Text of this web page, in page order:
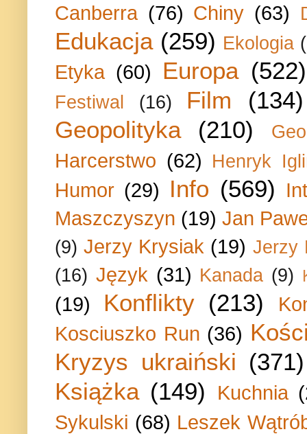
Canberra (76) Chiny (63)
Edukacja (259) Ekologia
Etyka (60) Europa (522)
Festiwal (16) Film
(134)
Geopolityka
(210)
Harcerstwo (62) Henryk
Humor (29) Info (569)
Maszczyszyn (19) Jan
(9) Jerzy Krysiak (19) Jerzy
(16) Język (31) Kanada (9)
(19) Konflikty (213)
Kosciuszko Run (36)
Kryzys ukraiński (371)
Książka (149) Kuchnia
Sykulski (68) Leszek